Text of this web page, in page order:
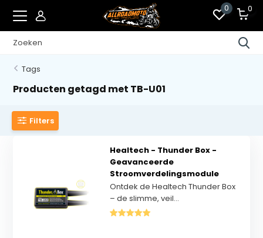
0 0
Tags
Producten getagd met TB-U01
Filters
Healtech - Thunder Box -
Geavanceerde
Stroomverdelingsmodule
Ontdek de Healtech Thunder Box
– de slimme, veil...